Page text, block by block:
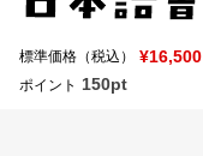
タイプフェイス
明朝体
丸ゴシック
標準価格（税込） ¥16,500
ポイント 150pt